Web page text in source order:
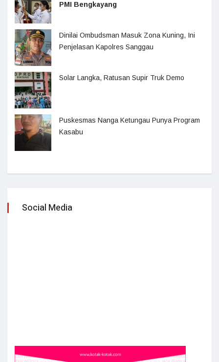
PMI Bengkayang
Dinilai Ombudsman Masuk Zona Kuning, Ini
Penjelasan Kapolres Sanggau
Solar Langka, Ratusan Supir Truk Demo
Puskesmas Nanga Ketungau Punya Program
Kasabu
Social Media